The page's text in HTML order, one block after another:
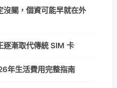
沒關，個資可能早就在外
逐漸取代傳統 SIM 卡
年生活費用完整指南